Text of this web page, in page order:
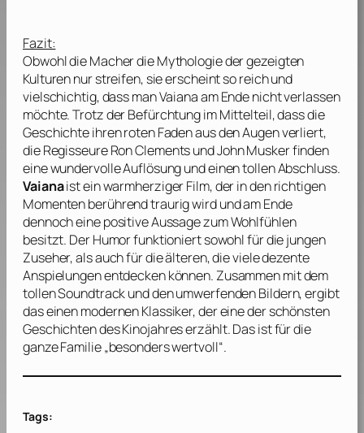
Fazit:
Obwohl die Macher die Mythologie der gezeigten
Kulturen nur streifen, sie erscheint so reich und
vielschichtig, dass man Vaiana am Ende nicht verlassen
möchte. Trotz der Befürchtung im Mittelteil, dass die
Geschichte ihren roten Faden aus den Augen verliert,
die RegisseureRon ClementsundJohn Muskerfinden
eine wundervolle Auflösung und einen tollen Abschluss.
Vaianaist ein warmherziger Film, der in den richtigen
Momenten berührend traurig wird und am Ende
dennoch eine positive Aussage zum Wohlfühlen
besitzt. Der Humor funktioniert sowohl für die jungen
Zuseher, als auch für die älteren, die viele dezente
Anspielungen entdecken können. Zusammen mit dem
tollen Soundtrack und den umwerfenden Bildern, ergibt
das einen modernen Klassiker, der eine der schönsten
Geschichten des Kinojahres erzählt. Das ist für die
ganze Familie „besonders wertvoll“.
Tags: